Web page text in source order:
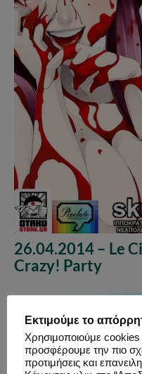
26.04.2014 – Le
Crazy! Party
Εκτιμούμε το
Χρησιμοποιούμε
προσφέρουμε την πιο
προτιμήσεις και